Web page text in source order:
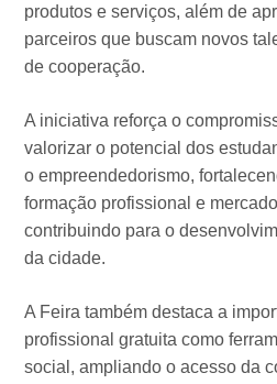
produtos e serviços, além de
parceiros que buscam novos
de cooperação.
A iniciativa reforça o
valorizar o potencial dos
o empreendedorismo,
formação profissional e
contribuindo para o
da cidade.
A Feira também destaca a
profissional gratuita como
social, ampliando o acesso da